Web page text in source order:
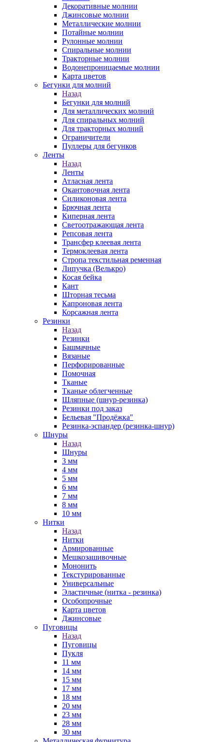
Декоративные молнии
Джинсовые молнии
Металлические молнии
Потайные молнии
Рулонные молнии
Спиральные молнии
Тракторные молнии
Водонепроницаемые молнии
Карта цветов
Бегунки для молний
Назад
Бегунки для молний
Для металлических молний
Для спиральных молний
Для тракторных молний
Ограничители
Пуллеры для бегунков
Ленты
Назад
Ленты
Атласная лента
Окантовочная лента
Силиконовая лента
Брючная лента
Киперная лента
Светоотражающая лента
Репсовая лента
Трансфер клеевая лента
Термоклеевая лента
Стропа текстильная ременная
Липучка (Велькро)
Косая бейка
Кант
Шторная тесьма
Капроновая лента
Корсажная лента
Резинки
Назад
Резинки
Башмачные
Вязаные
Перфорированные
Помочная
Тканые
Тканые облегченные
Шляпные (шнур-резинка)
Резинки под заказ
Бельевая "Продёжка"
Резинка-эспандер (резинка-шнур)
Шнуры
Назад
Шнуры
3 мм
4 мм
5 мм
6 мм
7 мм
8 мм
10 мм
Нитки
Назад
Нитки
Армированные
Мешкозашивочные
Мононить
Текстурированные
Универсальные
Эластичные (нитка - резинка)
Особопрочные
Карта цветов
Джинсовые
Пуговицы
Назад
Пуговицы
Пукля
11 мм
14 мм
15 мм
17 мм
18 мм
20 мм
23 мм
28 мм
30 мм